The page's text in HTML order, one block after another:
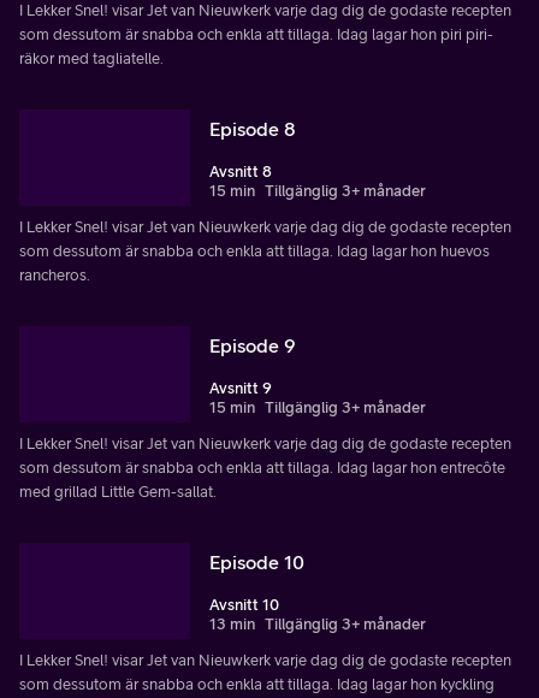
I Lekker Snel! visar Jet van Nieuwkerk varje dag dig de godaste recepten
som dessutom är snabba och enkla att tillaga. Idag lagar hon piri piri-
räkor med tagliatelle.
Episode 8
Avsnitt 8
15 min Tillgänglig 3+ månader
I Lekker Snel! visar Jet van Nieuwkerk varje dag dig de godaste recepten
som dessutom är snabba och enkla att tillaga. Idag lagar hon huevos
rancheros.
Episode 9
Avsnitt 9
15 min Tillgänglig 3+ månader
I Lekker Snel! visar Jet van Nieuwkerk varje dag dig de godaste recepten
som dessutom är snabba och enkla att tillaga. Idag lagar hon entrecôte
med grillad Little Gem-sallat.
Episode 10
Avsnitt 10
13 min Tillgänglig 3+ månader
I Lekker Snel! visar Jet van Nieuwkerk varje dag dig de godaste recepten
som dessutom är snabba och enkla att tillaga. Idag lagar hon kyckling